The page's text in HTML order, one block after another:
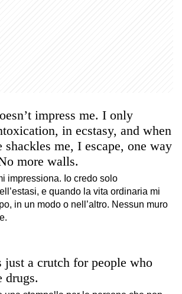
impress me. I only
in ecstasy, and when
me, I escape, one way
more walls.
impressiona. Io credo solo
e quando la vita ordinaria mi
in un modo o nell’altro. Nessun muro
just a crutch for people who
drugs.